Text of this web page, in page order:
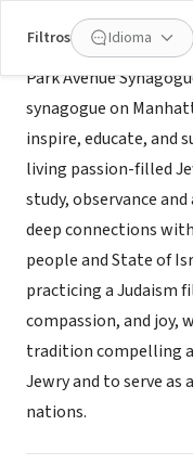
Filtros Idioma
Acerca de
Park Avenue
synagogue on
inspire, educate, and
living passion-filled
study, observance
deep connections
people and State of
practicing a Judaism
compassion, and joy,
tradition compelling
Jewry and to serve
nations.